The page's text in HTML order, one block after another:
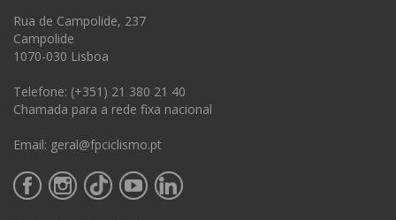
Rua de Campolide, 237
Campolide
1070-030 Lisboa
Telefone: (+351) 21 380 21 40
Chamada para a rede fixa nacional
Email: geral@fpciclismo.pt